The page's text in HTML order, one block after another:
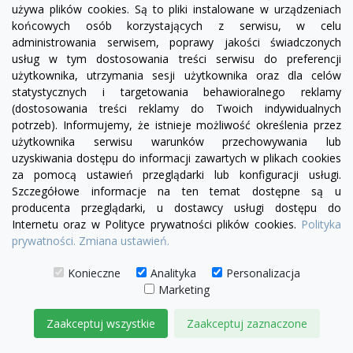
używa plików cookies. Są to pliki instalowane w urządzeniach
końcowych osób korzystających z serwisu, w celu
administrowania serwisem, poprawy jakości świadczonych
usług w tym dostosowania treści serwisu do preferencji
użytkownika, utrzymania sesji użytkownika oraz dla celów
statystycznych i targetowania behawioralnego reklamy
(dostosowania treści reklamy do Twoich indywidualnych
potrzeb). Informujemy, że istnieje możliwość określenia przez
użytkownika serwisu warunków przechowywania lub
uzyskiwania dostępu do informacji zawartych w plikach cookies
za pomocą ustawień przeglądarki lub konfiguracji usługi.
Szczegółowe informacje na ten temat dostępne są u
producenta przeglądarki, u dostawcy usługi dostępu do
Internetu oraz w Polityce prywatności plików cookies. Polityka
prywatności. Zmiana ustawień.
Konieczne Analityka
Personalizacja
Marketing
Zaakceptuj wszystkie Zaakceptuj zaznaczone